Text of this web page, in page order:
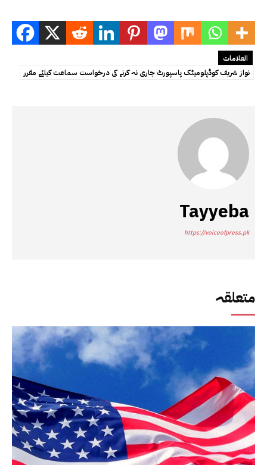
متعلقہ
العلامات
نواز شریف کوڈپلومیٹک پاسپورٹ جاری نہ کرنے کی درخواست سماعت کیلئے مقرر
Tayyeba
https://voiceofpress.pk